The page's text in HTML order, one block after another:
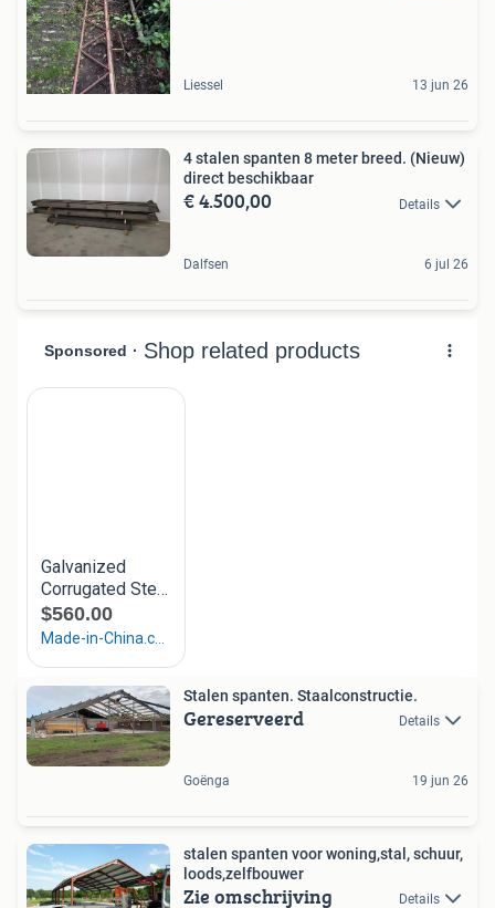
Liessel 13 jun 26
4 stalen spanten 8 meter breed. (Nieuw)
direct beschikbaar
€ 4.500,00 Details
Dalfsen 6 jul 26
Stalen spanten. Staalconstructie.
Gereserveerd Details
Goënga 19 jun 26
stalen spanten voor woning,stal, schuur,
loods,zelfbouwer
Zie omschrijving Details